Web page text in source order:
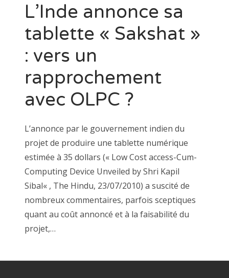
L’Inde annonce sa
tablette « Sakshat »
: vers un
rapprochement
avec OLPC ?
L’annonce par le gouvernement indien du
projet de produire une tablette numérique
estimée à 35 dollars (« Low Cost access-Cum-
Computing Device Unveiled by Shri Kapil
Sibal« , The Hindu, 23/07/2010) a suscité de
nombreux commentaires, parfois sceptiques
quant au coût annoncé et à la faisabilité du
projet,…